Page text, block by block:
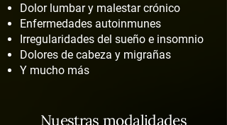
Dolor lumbar y malestar crónico
Enfermedades autoinmunes
Irregularidades del sueño e insomnio
Dolores de cabeza y migrañas
Y mucho más
Nuestras modalidades